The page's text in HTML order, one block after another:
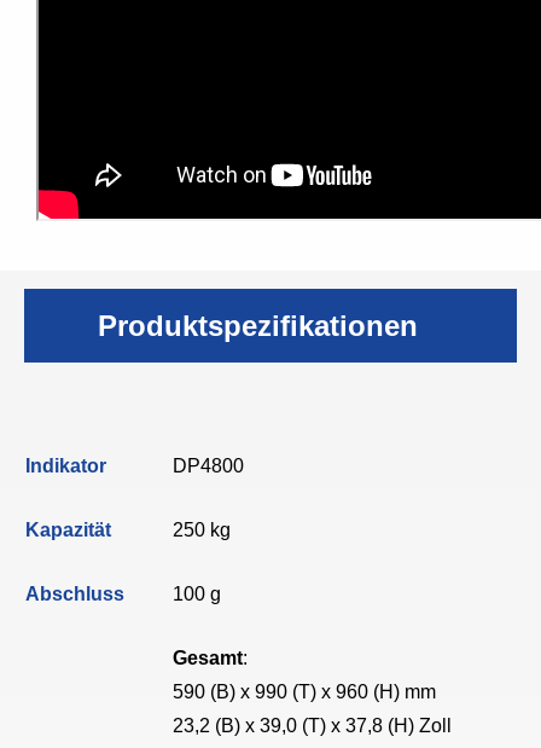
Produktspezifikationen
Indikator DP4800
Kapazität 250 kg
Abschluss 100 g
Gesamt:
590 (B) x 990 (T) x 960 (H) mm
23,2 (B) x 39,0 (T) x 37,8 (H) Zoll